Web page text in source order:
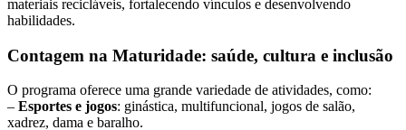
materiais recicláveis, fortalecendo vínculos e desenvolvendo
habilidades.
Contagem na Maturidade: saúde, cultura e inclusão
O programa oferece uma grande variedade de atividades, como:
– Esportes e jogos: ginástica, multifuncional, jogos de salão,
xadrez, dama e baralho.